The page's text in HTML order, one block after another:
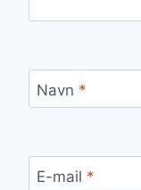
Navn *
E-mail *